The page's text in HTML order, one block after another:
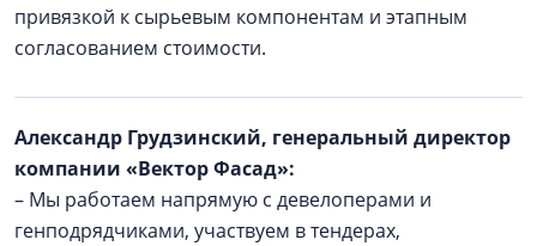
привязкой к сырьевым компонентам и этапным
согласованием стоимости.
Александр Грудзинский, генеральный директор
компании «Вектор Фасад»:
– Мы работаем напрямую с девелоперами и
генподрядчиками, участвуем в тендерах,